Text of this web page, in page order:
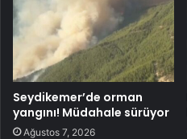
Seydikemer’de orman
yangını! Müdahale sürüyor
Ağustos 7, 2026